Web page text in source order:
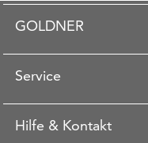
GOLDNER
Service
Hilfe & Kontakt